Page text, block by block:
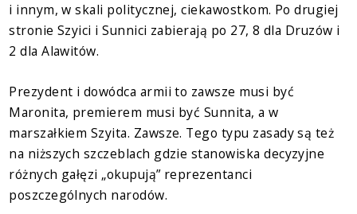
i innym, w skali politycznej, ciekawostkom. Po drugiej
stronie Szyici i Sunnici zabierają po 27, 8 dla Druzów i
2 dla Alawitów.
Prezydent i dowódca armii to zawsze musi być
Maronita, premierem musi być Sunnita, a w
marszałkiem Szyita. Zawsze. Tego typu zasady są też
na niższych szczeblach gdzie stanowiska decyzyjne
różnych gałęzi „okupują” reprezentanci
poszczególnych narodów.